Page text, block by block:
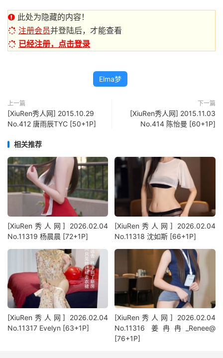
此处为隐藏的内容！
注册会员并登陆后，才能查看
已经注册，点击登录
Elma梦
上一篇
[XiuRen秀人网] 2015.10.29
No.412 唐雨辰TYC [50+1P]
下一篇
[XiuRen秀人网] 2015.11.03
No.414 陈怡曼 [60+1P]
相关推荐
[XiuRen秀人网] 2026.02.04
No.11319 杨晨晨 [72+1P]
[XiuRen秀人网] 2026.02.04
No.11318 沈如斯 [66+1P]
[XiuRen秀人网] 2026.02.04
No.11317 Evelyn [63+1P]
[XiuRen秀人网] 2026.02.04
No.11316 姜冉冉_Renee@
[76+1P]